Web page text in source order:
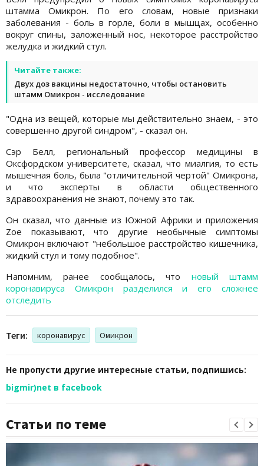
штамма Омикрон. По его словам, новые признаки
заболевания - боль в горле, боли в мышцах, особенно
вокруг спины, заложенный нос, некоторое расстройство
желудка и жидкий стул.
Читайте также:
Двух доз вакцины недостаточно, чтобы остановить
штамм Омикрон - исследование
"Одна из вещей, которые мы действительно знаем, - это
совершенно другой синдром", - сказал он.
Сэр Белл, региональный профессор медицины в
Оксфордском университете, сказал, что миалгия, то есть
мышечная боль, была "отличительной чертой" Омикрона,
и что эксперты в области общественного
здравоохранения не знают, почему это так.
Он сказал, что данные из Южной Африки и приложения
Zoe показывают, что другие необычные симптомы
Омикрон включают "небольшое расстройство кишечника,
жидкий стул и тому подобное".
Напомним, ранее сообщалось, что новый штамм
коронавируса Омикрон разделился и его сложнее
отследить
Теги: коронавирус Омикрон
Не пропусти другие интересные статьи, подпишись:
bigmir)net в facebook
Статьи по теме